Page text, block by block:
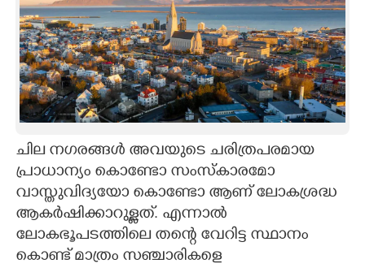
INFO+
ART
ASTRO
CARTOONS
LITERATURE
ചില നഗരങ്ങൾ അവയുടെ ചരിത്രപരമായ
പ്രാധാന്യം കൊണ്ടോ സംസ്കാരമോ
വാസ്തുവിദ്യയോ കൊണ്ടോ ആണ് ലോകശ്രദ്ധ
ആകർഷിക്കാറുള്ളത്. എന്നാൽ
ലോകഭൂപടത്തിലെ തന്റെ വേറിട്ട സ്ഥാനം
കൊണ്ട് മാത്രം സഞ്ചാരികളെ